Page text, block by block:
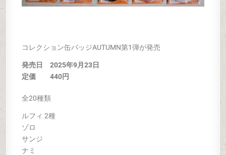
コレクション缶バッジAUTUMN第1弾が発売
発売日 2025年9月23日
定価 440円
全20種類
ルフィ 2種
ゾロ
サンジ
ナミ